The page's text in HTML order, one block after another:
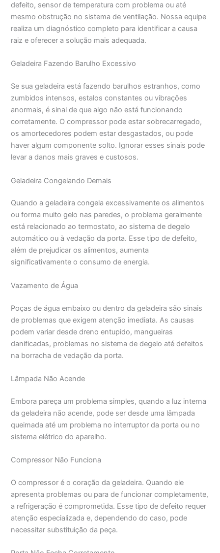
defeito, sensor de temperatura com problema ou até
mesmo obstrução no sistema de ventilação. Nossa equipe
realiza um diagnóstico completo para identificar a causa
raiz e oferecer a solução mais adequada.
Geladeira Fazendo Barulho Excessivo
Se sua geladeira está fazendo barulhos estranhos, como
zumbidos intensos, estalos constantes ou vibrações
anormais, é sinal de que algo não está funcionando
corretamente. O compressor pode estar sobrecarregado,
os amortecedores podem estar desgastados, ou pode
haver algum componente solto. Ignorar esses sinais pode
levar a danos mais graves e custosos.
Geladeira Congelando Demais
Quando a geladeira congela excessivamente os alimentos
ou forma muito gelo nas paredes, o problema geralmente
está relacionado ao termostato, ao sistema de degelo
automático ou à vedação da porta. Esse tipo de defeito,
além de prejudicar os alimentos, aumenta
significativamente o consumo de energia.
Vazamento de Água
Poças de água embaixo ou dentro da geladeira são sinais
de problemas que exigem atenção imediata. As causas
podem variar desde dreno entupido, mangueiras
danificadas, problemas no sistema de degelo até defeitos
na borracha de vedação da porta.
Lâmpada Não Acende
Embora pareça um problema simples, quando a luz interna
da geladeira não acende, pode ser desde uma lâmpada
queimada até um problema no interruptor da porta ou no
sistema elétrico do aparelho.
Compressor Não Funciona
O compressor é o coração da geladeira. Quando ele
apresenta problemas ou para de funcionar completamente,
a refrigeração é comprometida. Esse tipo de defeito requer
atenção especializada e, dependendo do caso, pode
necessitar substituição da peça.